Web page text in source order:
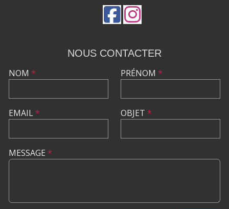
NOUS CONTACTER
NOM *
EMAIL*
PRÉNOM *
OBJET *
MESSAGE *